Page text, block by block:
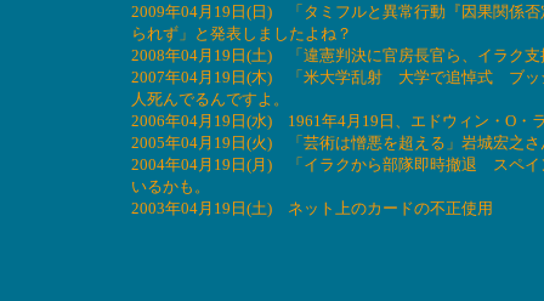
2009年04月19日(日) 「タミフルと異常行動『因果関係
られず」と発表しましたよね？
2008年04月19日(土) 「違憲判決に官房長官ら、イラク
2007年04月19日(木) 「米大学乱射 大学で追悼式 ブッ
人死んでるんですよ。
2006年04月19日(水) 1961年4月19日、エドウィン・O・
2005年04月19日(火) 「芸術は憎悪を超える」岩城宏之
2004年04月19日(月) 「イラクから部隊即時撤退 スペイ
いるかも。
2003年04月19日(土) ネット上のカードの不正使用